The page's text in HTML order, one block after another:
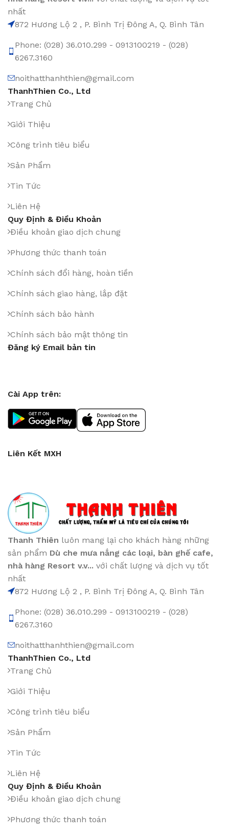
nhất
872 Hương Lộ 2 , P. Bình Trị Đông A, Q. Bình Tân
Phone: (028) 36.010.299 - 0913100219 - (028)
6267.3160
noithatthanhthien@gmail.com
ThanhThien Co., Ltd
Trang Chủ
Giới Thiệu
Công trình tiêu biểu
Sản Phẩm
Tin Tức
Liên Hệ
Quy Định & Điều Khoản
Điều khoản giao dịch chung
Phương thức thanh toán
Chính sách đổi hàng, hoàn tiền
Chính sách giao hàng, lắp đặt
Chính sách bảo hành
Chính sách bảo mật thông tin
Đăng ký Email bản tin
Cài App trên:
Liên Kết MXH
Thanh Thiên luôn mang lại cho khách hàng những
sản phẩm Dù che mưa nắng các loại, bàn ghế cafe,
nhà hàng Resort v.v... với chất lượng và dịch vụ tốt
nhất
872 Hương Lộ 2 , P. Bình Trị Đông A, Q. Bình Tân
Phone: (028) 36.010.299 - 0913100219 - (028)
6267.3160
noithatthanhthien@gmail.com
ThanhThien Co., Ltd
Trang Chủ
Giới Thiệu
Công trình tiêu biểu
Sản Phẩm
Tin Tức
Liên Hệ
Quy Định & Điều Khoản
Điều khoản giao dịch chung
Phương thức thanh toán